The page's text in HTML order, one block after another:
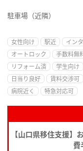
駐車場（近隣）
女性向け 駅近 イン
オートロック
手数料無
リフォーム済
学生向け
日当り良好
賃料交渉可
病院近く
特急対応可
【山口県移住支援】
費